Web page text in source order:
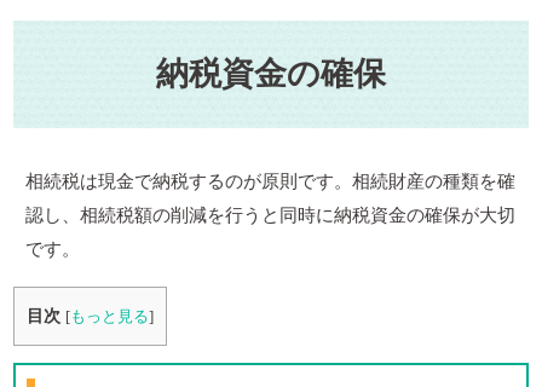
納税資金の確保
相続税は現金で納税するのが原則です。相続財産の種類を確
認し、相続税額の削減を行うと同時に納税資金の確保が大切
です。
目次 [もっと見る]